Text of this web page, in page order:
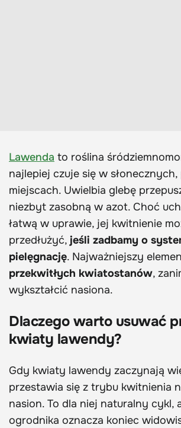
Lawenda to roślina
najlepiej czuje się w
miejscach. Uwielbia glebę
niezbyt zasobną w azot. Choć
łatwą w uprawie, jej kwitnienie
przedłużyć, jeśli zadbamy o
pielęgnację. Najważniejszy
przekwitłych kwiatostanów,
wykształcić nasiona.
Dlaczego warto usuwać
kwiaty lawendy?
Gdy kwiaty lawendy zaczynają
przestawia się z trybu kwitnienia
nasion. To dla niej naturalny cykl,
ogrodnika oznacza koniec